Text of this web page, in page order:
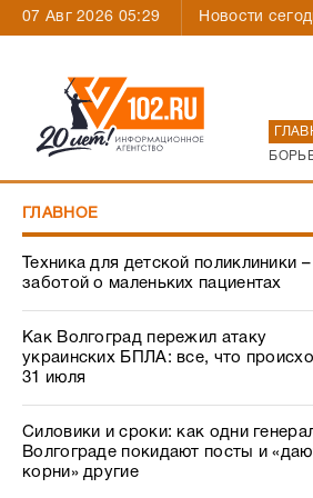
07 Авг 2026 05:29 Новости
ГЛАВНОЕ
Техника для детской поликлиники –
заботой о маленьких пациентах
Как Волгоград пережил атаку
украинских БПЛА: все, что
31 июля
Силовики и сроки: как одни
Волгограде покидают посты и
корни» другие